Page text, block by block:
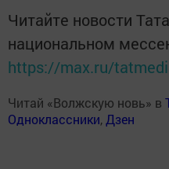
Читайте новости
национальном
https://max.ru/
Читай «Волжскую новь» в
Одноклассники, Дзен